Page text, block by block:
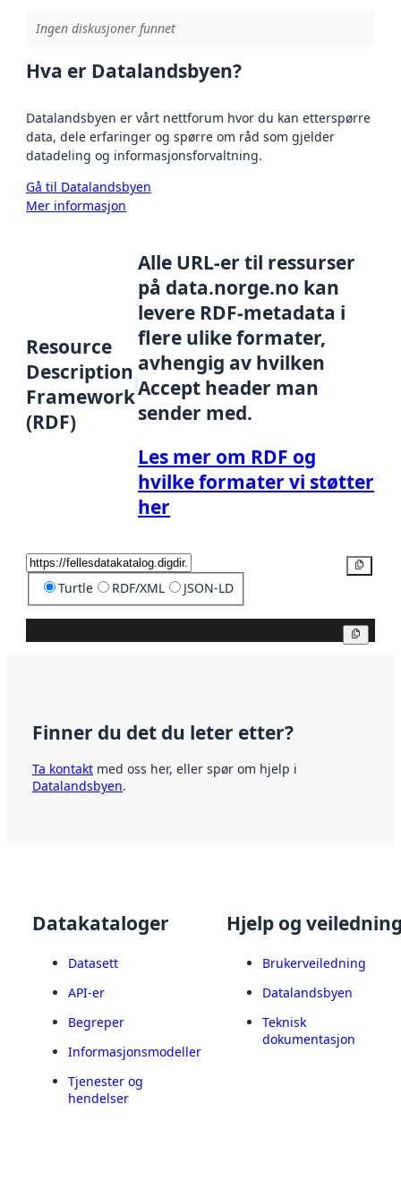
Ingen diskusjoner funnet
Hva er Datalandsbyen?
Datalandsbyen er vårt nettforum hvor du kan etterspørre
data, dele erfaringer og spørre om råd som gjelder
datadeling og informasjonsforvaltning.
Gå til Datalandsbyen
Mer informasjon
Resource
Description
Framework
(RDF)
Alle URL-er til ressurser
på data.norge.no kan
levere RDF-metadata i
flere ulike formater,
avhengig av hvilken
Accept header man
sender med.
Les mer om RDF og
hvilke formater vi støtter
her
Turtle RDF/XML JSON-LD
Finner du det du leter etter?
Ta kontakt med oss her, eller spør om hjelp i
Datalandsbyen.
Datakataloger
Datasett
API-er
Begreper
Informasjonsmodeller
Tjenester og
hendelser
Hjelp og
Brukerveiledning
Datalandsbyen
Teknisk
dokumentasjon